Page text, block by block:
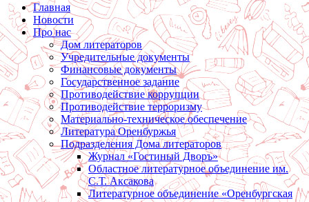
Главная
Новости
Про нас
Дом литераторов
Учредительные документы
Финансовые документы
Государственное задание
Противодействие коррупции
Противодействие терроризму
Материально-техническое обеспечение
Литература Оренбуржья
Подразделения Дома литераторов
Журнал «Гостиный Дворъ»
Областное литературное объединение им.
С.Т. Аксакова
Литературное объединение «Оренбургская